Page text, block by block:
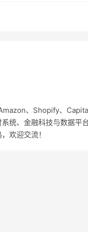
、Shopify、
统、金融科技与数据平
欢迎交流！